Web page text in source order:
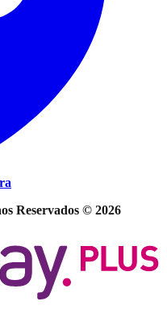
Reservados © 2026